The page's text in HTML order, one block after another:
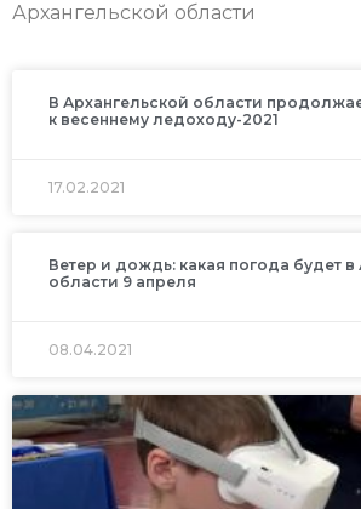
Архангельской области
В Архангельской области
к весеннему ледоходу-2021
17.02.2021
Ветер и дождь: какая погода будет в
области 9 апреля
08.04.2021